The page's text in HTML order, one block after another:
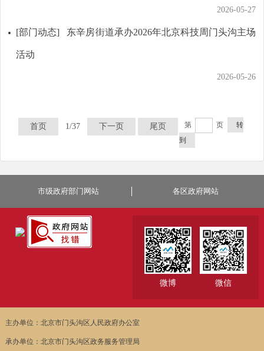
2026-05-27
[部门动态] 东辛房街道承办2026年北京科技周门头沟主场
活动
2026-05-26
首页 1/37 下一页 尾页 第 页
转
到
市级政府部门网站 各区政府网站
微博 微信
主办单位：北京市门头沟区人民政府办公室
承办单位：北京市门头沟区政务服务管理局